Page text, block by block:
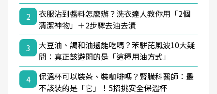
2
衣服沾到醬料怎麼辦？洗衣達人教你用「2個
清潔神物」＋2步驟去油去漬
3
大豆油、調和油還能吃嗎？苯駢芘風波10大疑
問：真正該避開的是「這種用油方式」
4
保溫杯可以裝茶、裝咖啡嗎？腎臟科醫師：最
不該裝的是「它」！5招挑安全保溫杯